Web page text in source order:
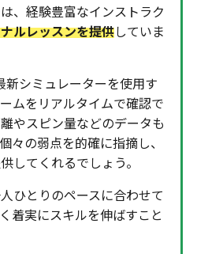
、経験豊富なインストラク
ルレッスンを提供していま
新シミュレーターを使用す
ムをリアルタイムで確認で
やスピン量などのデータも
々の弱点を的確に指摘し、
してくれるでしょう。
ひとりのペースに合わせて
着実にスキルを伸ばすこと